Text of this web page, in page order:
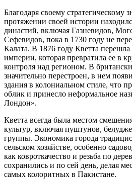
Благодаря своему стратегическому
протяжении своей истории
династий, включая Газневидов,
Сефевидов, пока в 1730 году не
Калата. В 1876 году Кветта
империи, которая превратила ее в
контроля над регионом. В
значительно перестроен, в нем
здания в колониальном стиле, что
облик и принесло неформальное
Лондон».
Кветта всегда была местом
культур, включая пуштунов,
группы. Экономика города
сельском хозяйстве, особенно
как ковроткачество и резьба по
сохранились и по сей день, делая
самых колоритных в Пакистане.